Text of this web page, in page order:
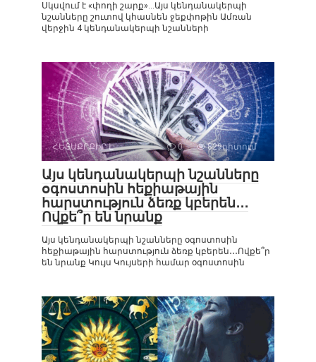
Սկսվում է «փողի շարք»…Այս կենդանակերպի
նշանները շուտով կհասնեն ջեքփոթին Ամռան
վերջին 4 կենդանակերպի նշանների
ՀԵՏԱՔՐՔԻՐ Է 0 829դիտում
Այս կենդանակերպի նշանները
օգոստոսին հեքիաթային
հարստություն ձեռք կբերեն․․․
Ովքե՞ր են նրանք
Այս կենդանակերպի նշանները օգոստոսին
հեքիաթային հարստություն ձեռք կբերեն․․․Ովքե՞ր
են նրանք Կույս Կույսերի համար օգոստոսին